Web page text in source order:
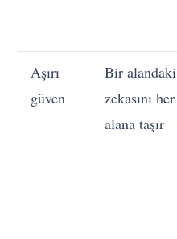
Aşırı
güven
Bir alandaki
zekasını her
alana taşır